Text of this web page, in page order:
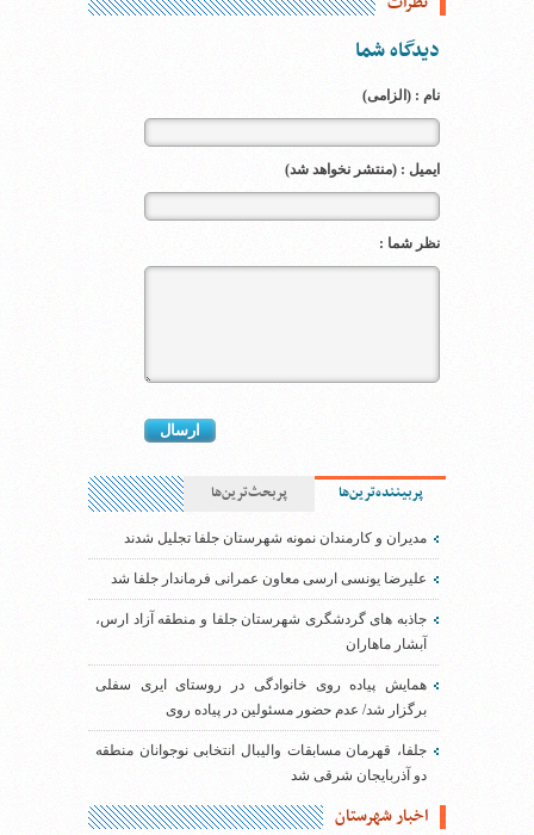
دیدگاه شما
نام : (الزامی)
ایمیل : (منتشر نخواهد شد)
نظر شما :
پربیننده‌ترین‌ها پربحث‌ترین‌ها
مدیران و کارمندان نمونه شهرستان جلفا تجلیل شدند
علیرضا یونسی ارسی معاون عمرانی فرماندار جلفا شد
جاذبه های گردشگری شهرستان جلفا و منطقه آزاد ارس،
آبشار ماهاران
همایش پیاده روی خانوادگی در روستای ایری سفلی
برگزار شد/ عدم حضور مسئولین در پیاده روی
جلفا، قهرمان مسابقات والیبال انتخابی نوجوانان منطقه
دو آذربایجان شرقی شد
اخبار شهرستان